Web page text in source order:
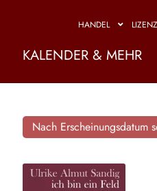
HANDEL
KALENDER & MEHR
Nach Erscheinungsdatum